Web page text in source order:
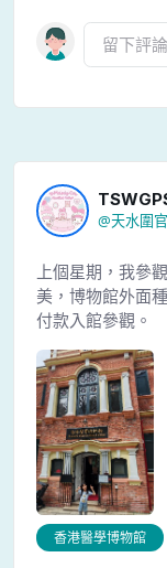
@天水圍
上個星期，我參
美，博物館外面
付款入館參觀。
香港醫學博物館